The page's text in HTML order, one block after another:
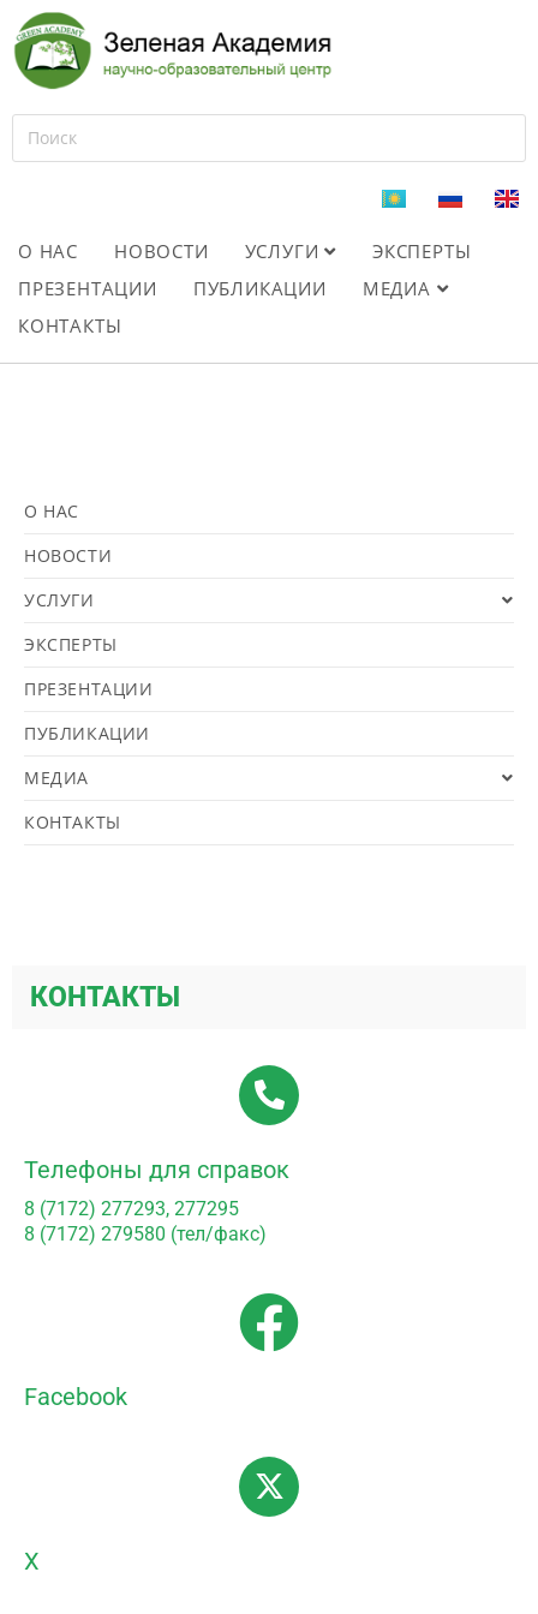
О НАС НОВОСТИ УСЛУГИ
ЭКСПЕРТЫ
ПРЕЗЕНТАЦИИ
ПУБЛИКАЦИИ
МЕДИА
КОНТАКТЫ
О НАС
НОВОСТИ
УСЛУГИ
ЭКСПЕРТЫ
ПРЕЗЕНТАЦИИ
ПУБЛИКАЦИИ
МЕДИА
КОНТАКТЫ
КОНТАКТЫ
Телефоны для справок
8 (7172) 277293, 277295
8 (7172) 279580 (тел/факс)
Facebook
X